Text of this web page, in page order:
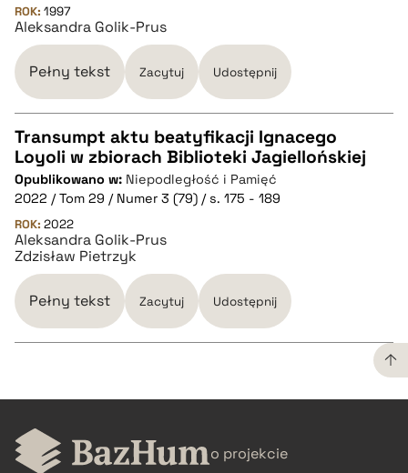
BIBTEX
pobierz cytat
ROK: 1997
Aleksandra Golik-Prus
Pełny tekst Zacytuj Udostępnij
CZYSTY TEKST
pobierz cytat
BIBTEX
pobierz cytat
Transumpt aktu beatyfikacji Ignacego
Loyoli w zbiorach Biblioteki Jagiellońskiej
Opublikowano w: Niepodległość i Pamięć
2022 / Tom 29 / Numer 3 (79) / s. 175 - 189
ROK: 2022
Aleksandra Golik-Prus
Zdzisław Pietrzyk
Pełny tekst Zacytuj Udostępnij
CZYSTY TEKST
pobierz cytat o projekcie